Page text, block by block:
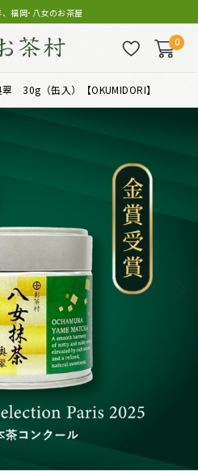
福岡･八女のお茶屋
0
30g（缶入）【OKUMIDORI】